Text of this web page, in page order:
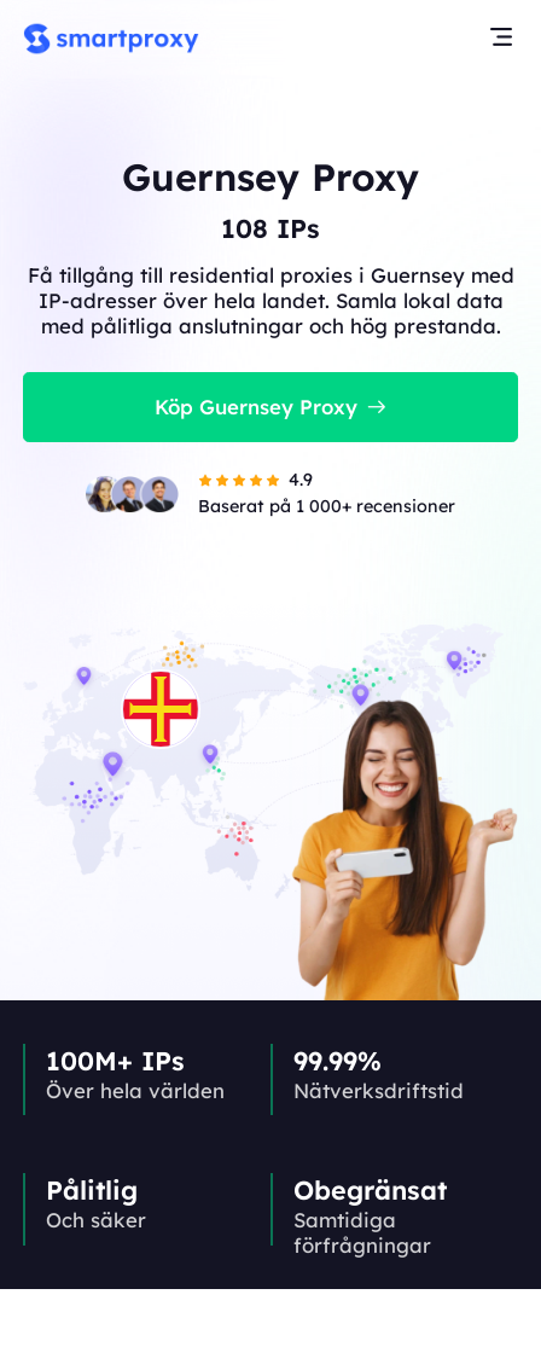
Guernsey Proxy
108 IPs
Få tillgång till residential proxies i Guernsey med
IP-adresser över hela landet. Samla lokal data
med pålitliga anslutningar och hög prestanda.
Köp Guernsey Proxy
4.9
Baserat på 1 000+ recensioner
100M+ IPs
Över hela världen
99.99%
Nätverks­driftstid
Pålitlig
Och säker
Obegränsat
Samtidiga
förfrågningar